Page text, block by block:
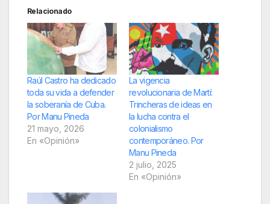
Relacionado
Raúl Castro ha dedicado
toda su vida a defender
la soberanía de Cuba.
Por Manu Pineda
21 mayo, 2026
En «Opinión»
La vigencia
revolucionaria de Martí:
Trincheras de ideas en
la lucha contra el
colonialismo
contemporáneo. Por
Manu Pineda
2 julio, 2025
En «Opinión»